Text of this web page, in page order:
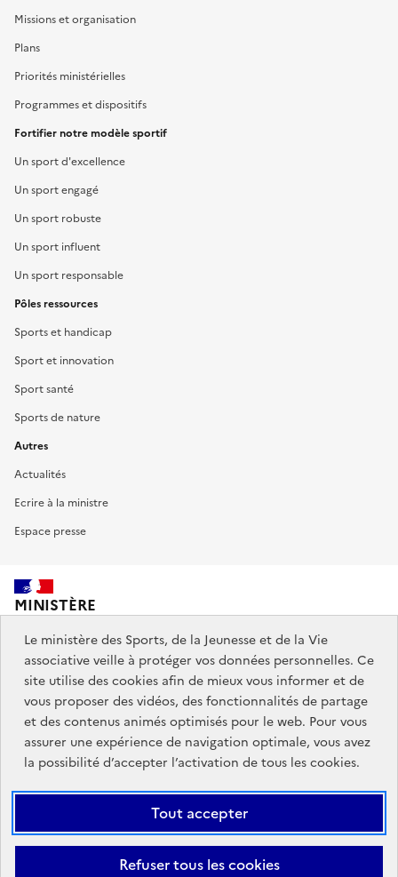
Missions et organisation
Plans
Priorités ministérielles
Programmes et dispositifs
Fortifier notre modèle sportif
Un sport d'excellence
Un sport engagé
Un sport robuste
Un sport influent
Un sport responsable
Pôles ressources
Sports et handicap
Sport et innovation
Sport santé
Sports de nature
Autres
Actualités
Ecrire à la ministre
Espace presse
MINISTÈRE
DES SPORTS,
DE LA JEUNESSE
ET DE LA VIE ASSOCIATIVE
Découvrez également jeunes.gouv.fr et education.gouv.fr.
Liens
institutionnels
info.gouv.fr
service-public.gouv.fr
légifrance.gouv.fr
data.gouv.fr
Liens
Plan du site Mentions Légales
Accessibilité : partiellement
Le ministère des Sports, de la Jeunesse et de la Vie
associative veille à protéger vos données personnelles. Ce
site utilise des cookies afin de mieux vous informer et de
vous proposer des vidéos, des fonctionnalités de partage
et des contenus animés optimisés pour le web. Pour vous
assurer une expérience de navigation optimale, vous avez
la possibilité d’accepter l’activation de tous les cookies.
Tout accepter
Refuser tous les cookies